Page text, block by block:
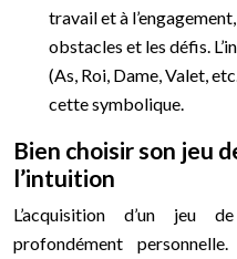
travail et à
obstacles et les défis.
(As, Roi, Dame, Valet,
cette symbolique.
Bien choisir son jeu
l’intuition
L’acquisition d’un jeu
profondément